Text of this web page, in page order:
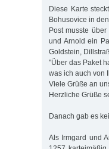
Diese Karte
Bohusovice in
Post musste
und Arnold ein
Goldstein,
"Über das Paket
was ich auch von
Viele Grüße an
Herzliche Grüße
Danach gab es
Als Irmgard und